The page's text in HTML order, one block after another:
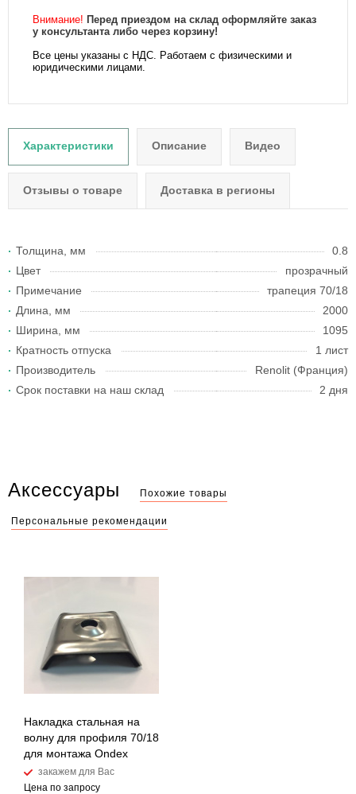
Внимание! Перед приездом на склад оформляйте заказ
у консультанта либо через корзину!
Все цены указаны с НДС. Работаем с физическими и
юридическими лицами.
Характеристики Описание Видео
Отзывы о товаре Доставка в регионы
Толщина, мм
0.8
Цвет
прозрачный
Примечание
трапеция 70/18
Длина, мм
2000
Ширина, мм
1095
Кратность отпуска
1 лист
Производитель
Renolit (Франция)
Срок поставки на наш склад
2 дня
Аксессуары Похожие товары
Персональные рекомендации
Накладка стальная на
волну для профиля 70/18
для монтажа Ondex
закажем для Вас
Цена по запросу